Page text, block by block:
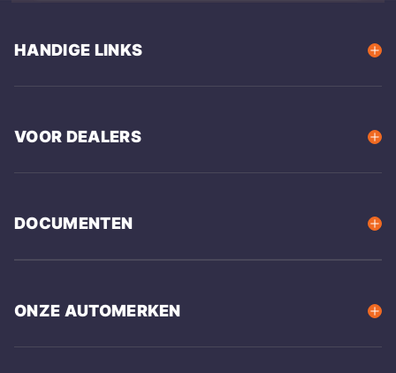
HANDIGE LINKS
VOOR DEALERS
DOCUMENTEN
ONZE AUTOMERKEN